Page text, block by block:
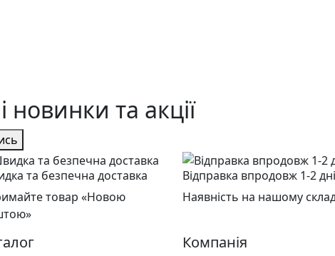
та акції
та безпечна доставка
товар «Новою
Відправка впродовж 1-2
Наявність на нашому
Компанія